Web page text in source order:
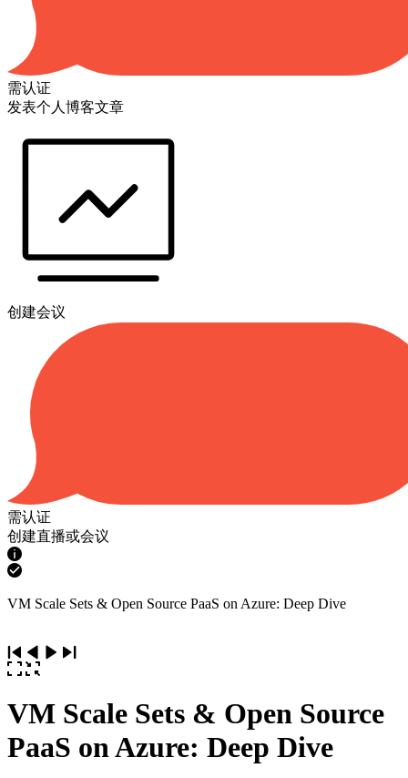
需认证
发表个人博客文章
创建会议
需认证
创建直播或会议
VM Scale Sets & Open Source PaaS on Azure: Deep Dive
VM Scale Sets & Open Source
PaaS on Azure: Deep Dive